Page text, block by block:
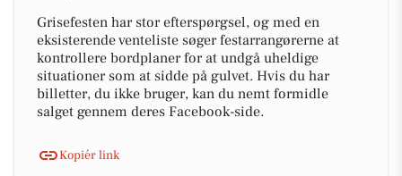
Grisefesten har stor efterspørgsel, og med en
eksisterende venteliste søger festarrangørerne at
kontrollere bordplaner for at undgå uheldige
situationer som at sidde på gulvet. Hvis du har
billetter, du ikke bruger, kan du nemt formidle
salget gennem deres Facebook-side.
Kopiér link